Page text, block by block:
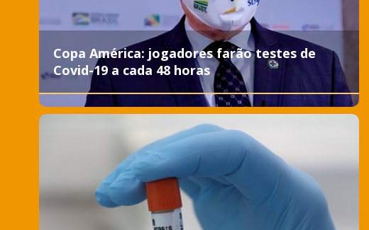
Copa América: jogadores farão testes de
Covid-19 a cada 48 horas